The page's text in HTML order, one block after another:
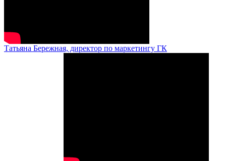
Татьяна Бережная, директор по маркетингу ГК